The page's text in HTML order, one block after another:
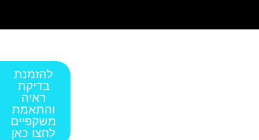
להזמנת
בדיקת
ראיה
והתאמת
משקפיים
לחצו כאן